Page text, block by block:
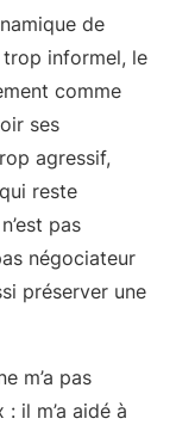
de
informel, le
comme
ses
agressif,
reste
pas
négociateur
préserver une
m’a pas
il m’a aidé à